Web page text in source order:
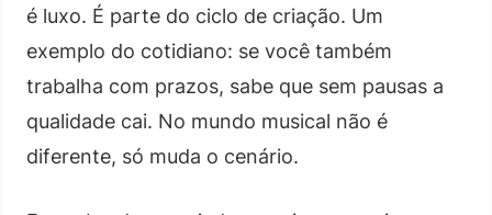
é luxo. É parte do ciclo de criação. Um
exemplo do cotidiano: se você também
trabalha com prazos, sabe que sem pausas a
qualidade cai. No mundo musical não é
diferente, só muda o cenário.